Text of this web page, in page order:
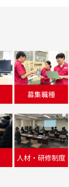
募集職種
人材・研修制度